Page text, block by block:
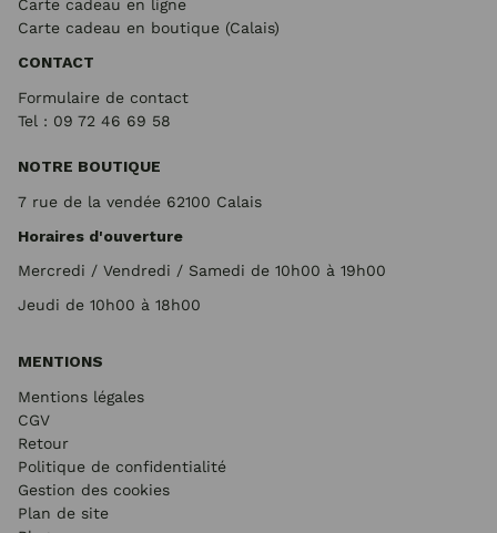
Carte cadeau en ligne
Carte cadeau en boutique (Calais)
CONTACT
Formulaire de contact
Tel : 09 72 46 69 58
NOTRE BOUTIQUE
7 rue de la vendée 62100 Calais
Horaires d'ouverture
Mercredi / Vendredi / Samedi de 10h00 à 19h00
Jeudi de 10h00 à 18h00
MENTIONS
Mentions légales
CGV
Retour
Politique de confidentialité
Gestion des cookies
Plan de site